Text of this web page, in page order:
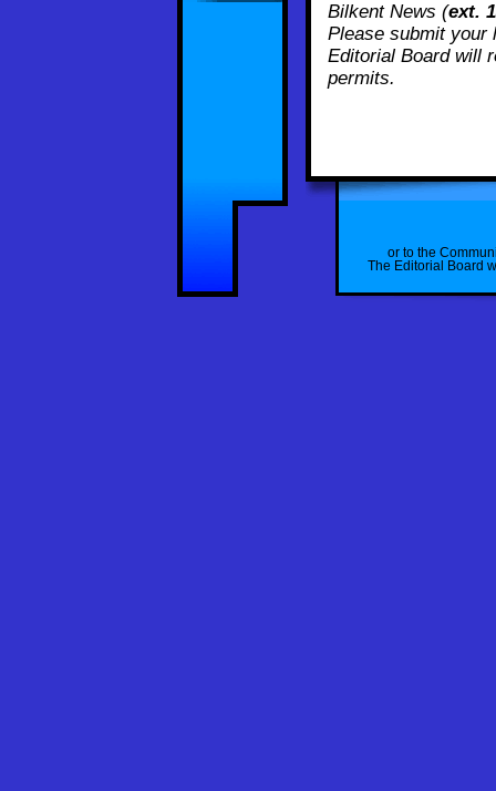
Bilkent News (ext.
Please submit
Editorial Board will
permits.
or to the
The Editorial Board